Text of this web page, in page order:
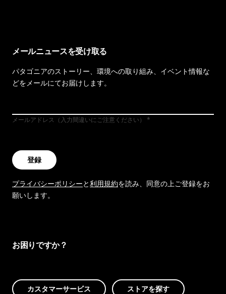
メールニュースを受け取る
パタゴニアのストーリー、環境への取り組み、イベント情報な
どをメールにてお届けします。
メールアドレス（入力間違いにご注意ください）
登録
プライバシーポリシーと利用規約を読み、同意の上ご登録をお
願いします。
お困りですか？
カスタマーサービス ストアを探す